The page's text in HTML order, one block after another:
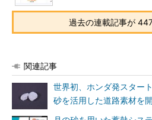
過去の連載記事が
関連記事
世界初、ホンダ発スター
砂を活用した道路素材を